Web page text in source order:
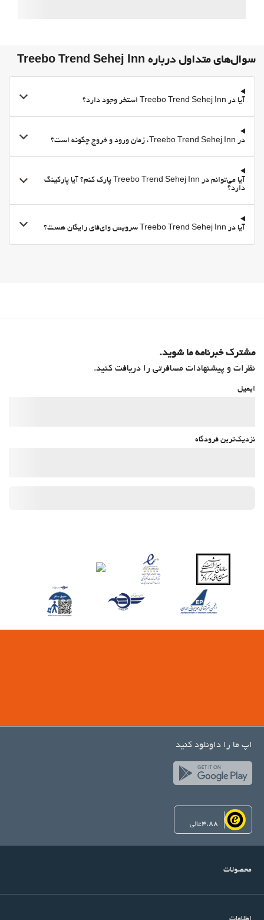
پارکینگ رایگان
پارکینگ امن
اینترنت
وای‌فای در تمامی بخش‌ها در دسترس است
اینترنت
Daily Housekeeping
سوال‌های متداول درباره Treebo Trend Sehej Inn
آیا در Treebo Trend Sehej Inn استخر وجود دارد؟
در Treebo Trend Sehej Inn، زمان ورود و خروج چگونه است؟
آیا می‌توانم در Treebo Trend Sehej Inn پارک کنم؟ آیا پارکینگ
دارد؟
آیا در Treebo Trend Sehej Inn سرویس وای‌فای رایگان هست؟
مشترک خبرنامه ما شوید.
نظرات و پیشنهادات مسافرتی را دریافت کنید.
ایمیل
نزدیک‌ترین فرودگاه
اپ ما را داونلود کنید
4.88عالی
محصولات